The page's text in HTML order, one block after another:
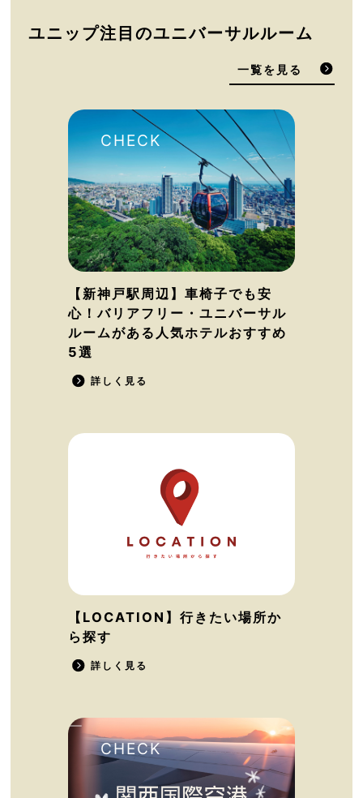
ユニップ注目のユニバーサルルーム
一覧を見る
【新神戸駅周辺】車椅子でも安
心！バリアフリー・ユニバーサル
ルームがある人気ホテルおすすめ
5選
詳しく見る
【LOCATION】行きたい場所か
ら探す
詳しく見る